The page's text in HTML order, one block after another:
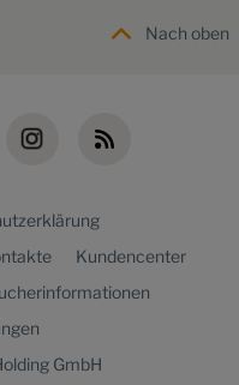
Nach oben
Kundencenter
GmbH